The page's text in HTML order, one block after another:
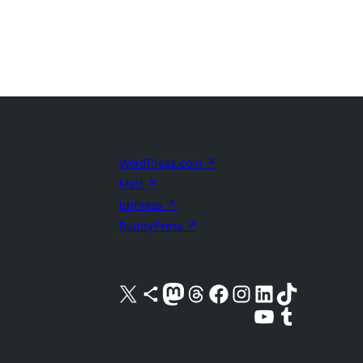
WordPress.com ↗
Matt ↗
bbPress ↗
BuddyPress ↗
Acessar nossa conta do X (antigo Twitter)
Acessar nossa conta do Bluesky
Acessar nossa conta do Mastodon
Acessar nossa conta do Threads
Acessar nossa página do Facebook
Acessar nossa conta do Instagram
Acessar nossa conta do LinkedIn
Acessar nossa conta do TikTok
Acessar nosso canal do YouTube
Acessar nossa conta no Tumblr